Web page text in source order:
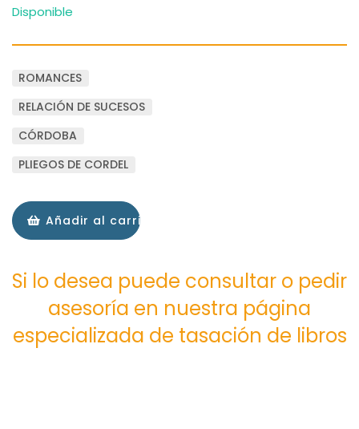
Disponible
ROMANCES
RELACIÓN DE SUCESOS
CÓRDOBA
PLIEGOS DE CORDEL
Añadir al carrito
Si lo desea puede consultar o pedir
asesoría en nuestra página
especializada de tasación de libros